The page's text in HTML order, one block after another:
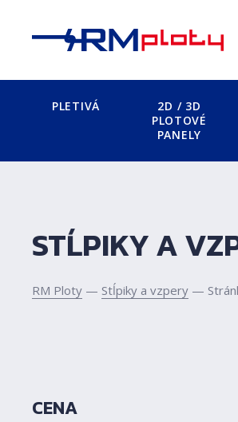
PLETIVÁ
2D / 3D
PLOTOVÉ
PANELY
STĹPIKY A
RM Ploty — Stĺpiky a vzpery —
Filtrovanie produktov podľa
CENA